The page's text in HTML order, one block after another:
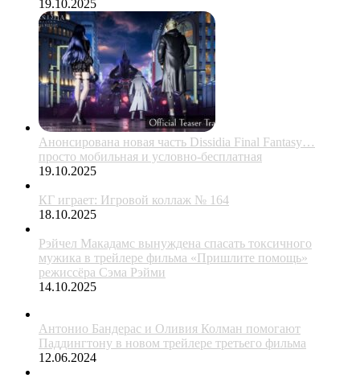
19.10.2025
Анонсирована новая часть Dissidia Final Fantasy…
просто мобильная и условно-бесплатная
19.10.2025
КГ играет: Игровой коллаж № 164
18.10.2025
Рэйчел Макадамс вынуждена спасать токсичного
мужика в трейлере фильма «Пришлите помощь»
режиссёра Сэма Рэйми
14.10.2025
Антонио Бандерас и Оливия Колман помогают
Паддингтону в новом трейлере третьего фильма
12.06.2024